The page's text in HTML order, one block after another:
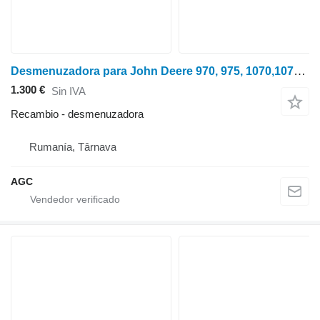
Desmenuzadora para John Deere 970, 975, 1070,1075 cosechadora de cereales
1.300 € Sin IVA
Recambio - desmenuzadora
Rumanía, Târnava
AGC